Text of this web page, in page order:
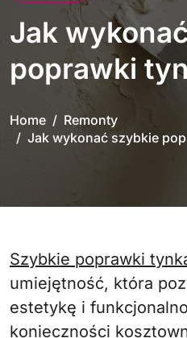
Jak
poprawki
Home
Remonty
Jak wykonać szybkie
Szybkie poprawki
umiejętność, która
estetykę i
konieczności